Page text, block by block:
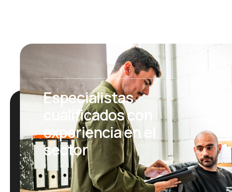
Especialistas
cualificados con
experiencia en el
sector